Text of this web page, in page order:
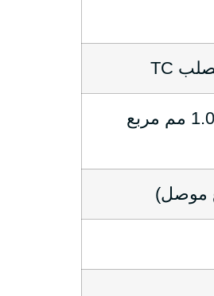
0.85 مم (1.0/1.5/1.5/2.5 مم مربع